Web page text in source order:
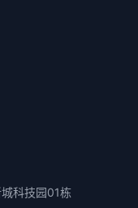
科技园01栋